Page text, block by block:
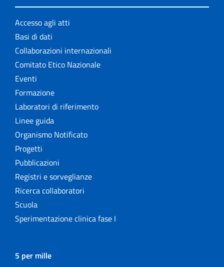
Accesso agli atti
Basi di dati
Collaborazioni internazionali
Comitato Etico Nazionale
Eventi
Formazione
Laboratori di riferimento
Linee guida
Organismo Notificato
Progetti
Pubblicazioni
Registri e sorveglianze
Ricerca collaboratori
Scuola
Sperimentazione clinica fase I
5 per mille